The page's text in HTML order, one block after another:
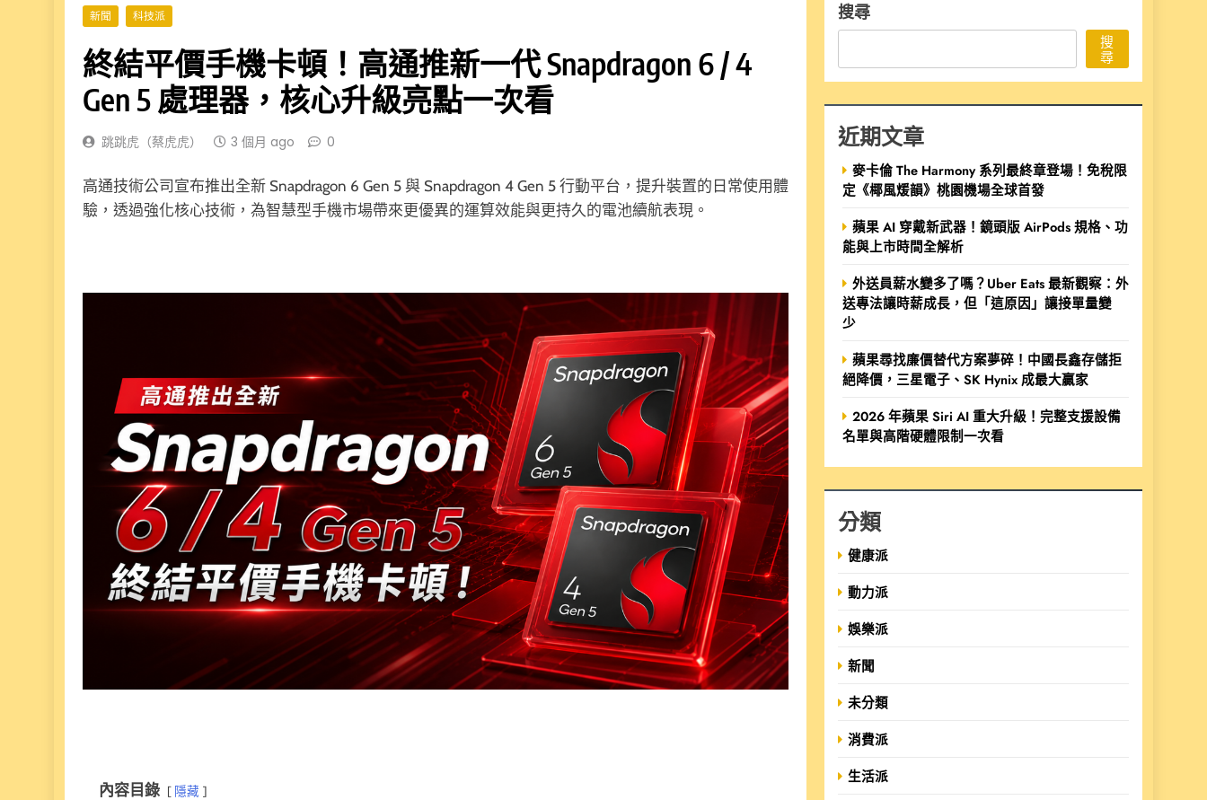
新聞 科技派
終結平價手機卡頓！高通推新一代 Snapdragon 6 / 4
Gen 5 處理器，核心升級亮點一次看
跳跳虎（蔡虎虎） 3 個月 ago 0
高通技術公司宣布推出全新 Snapdragon 6 Gen 5 與 Snapdragon 4 Gen 5 行動平台，提升裝置的日常使用體
驗，透過強化核心技術，為智慧型手機市場帶來更優異的運算效能與更持久的電池續航表現。
內容目錄 隱藏
搜尋
搜
尋
近期文章
麥卡倫 The Harmony 系列最終章登場！免稅限
定《椰風煖韻》桃園機場全球首發
蘋果 AI 穿戴新武器！鏡頭版 AirPods 規格、功
能與上市時間全解析
外送員薪水變多了嗎？Uber Eats 最新觀察：外
送專法讓時薪成長，但「這原因」讓接單量變
少
蘋果尋找廉價替代方案夢碎！中國長鑫存儲拒
絕降價，三星電子、SK Hynix 成最大贏家
2026 年蘋果 Siri AI 重大升級！完整支援設備
名單與高階硬體限制一次看
分類
健康派
動力派
娛樂派
新聞
未分類
消費派
生活派